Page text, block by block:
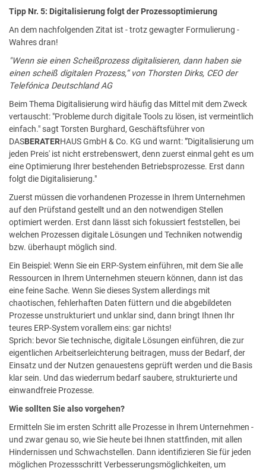
Tipp Nr. 5: Digitalisierung folgt der Prozessoptimierung
An dem nachfolgenden Zitat ist - trotz gewagter Formulierung -
Wahres dran!
"Wenn sie einen Scheißprozess digitalisieren, dann haben sie
einen scheiß digitalen Prozess,“ von Thorsten Dirks, CEO der
Telefónica Deutschland AG
Beim Thema Digitalisierung wird häufig das Mittel mit dem Zweck
vertauscht: "Probleme durch digitale Tools zu lösen, ist vermeintlich
einfach." sagt Torsten Burghard, Geschäftsführer von
DASBERATERHAUS GmbH & Co. KG und warnt: "'Digitalisierung um
jeden Preis' ist nicht erstrebenswert, denn zuerst einmal geht es um
eine Optimierung Ihrer bestehenden Betriebsprozesse. Erst dann
folgt die Digitalisierung."
Zuerst müssen die vorhandenen Prozesse in Ihrem Unternehmen
auf den Prüfstand gestellt und an den notwendigen Stellen
optimiert werden. Erst dann lässt sich fokussiert feststellen, bei
welchen Prozessen digitale Lösungen und Techniken notwendig
bzw. überhaupt möglich sind.
Ein Beispiel: Wenn Sie ein ERP-System einführen, mit dem Sie alle
Ressourcen in Ihrem Unternehmen steuern können, dann ist das
eine feine Sache. Wenn Sie dieses System allerdings mit
chaotischen, fehlerhaften Daten füttern und die abgebildeten
Prozesse unstrukturiert und unklar sind, dann bringt Ihnen Ihr
teures ERP-System vorallem eins: gar nichts!
Sprich: bevor Sie technische, digitale Lösungen einführen, die zur
eigentlichen Arbeitserleichterung beitragen, muss der Bedarf, der
Einsatz und der Nutzen genauestens geprüft werden und die Basis
klar sein. Und das wiederrum bedarf saubere, strukturierte und
einwandfreie Prozesse.
Wie sollten Sie also vorgehen?
Ermitteln Sie im ersten Schritt alle Prozesse in Ihrem Unternehmen -
und zwar genau so, wie Sie heute bei Ihnen stattfinden, mit allen
Hindernissen und Schwachstellen. Dann identifizieren Sie für jeden
möglichen Prozessschritt Verbesserungsmöglichkeiten, um